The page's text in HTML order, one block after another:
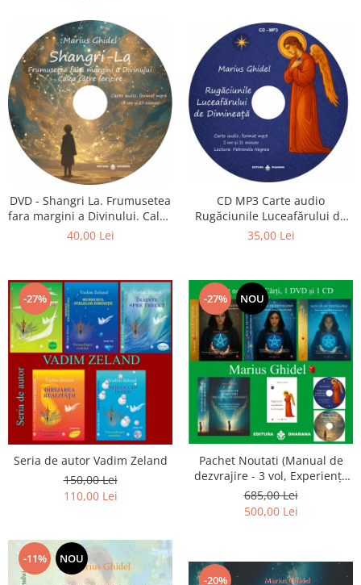
DVD - Shangri La. Frumusetea
fara margini a Divinului. Calea
catre fericire
40,00 Lei
CD MP3 Carte audio
Rugăciunile Luceafărului de
dimineață
35,00 Lei
-27%
Seria de autor Vadim Zeland
150,00 Lei
110,00 Lei
-27% NOU
Pachet Noutati (Manual de
dezvrajire - 3 vol, Experiențe
și amintiri, Rugăciunile
Luceafarului de dimineata) -
Marius Ghidel
685,00 Lei
500,00 Lei
-11% NOU
-20%